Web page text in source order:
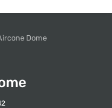
Dome